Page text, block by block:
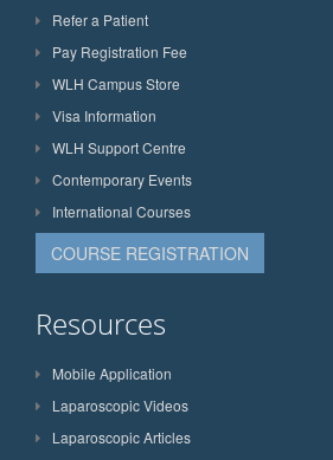
Refer a Patient
Pay Registration Fee
WLH Campus Store
Visa Information
WLH Support Centre
Contemporary Events
International Courses
COURSE REGISTRATION
Resources
Mobile Application
Laparoscopic Videos
Laparoscopic Articles